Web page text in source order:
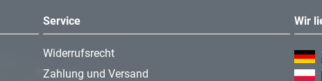
Service
Widerrufsrecht
Zahlung und Versand
Wir